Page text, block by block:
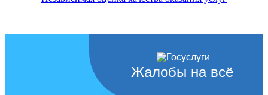
Жалобы на всё